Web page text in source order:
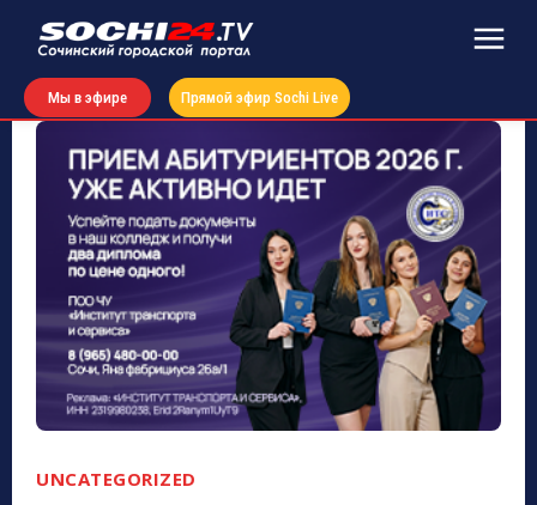
Мы в эфире Прямой эфир Sochi Live
UNCATEGORIZED